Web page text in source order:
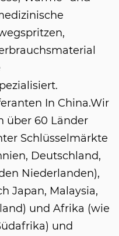
In China.Wir
über 60 Länder
Schlüsselmärkte
Deutschland,
Niederlanden),
Japan, Malaysia,
und Afrika (wie
und